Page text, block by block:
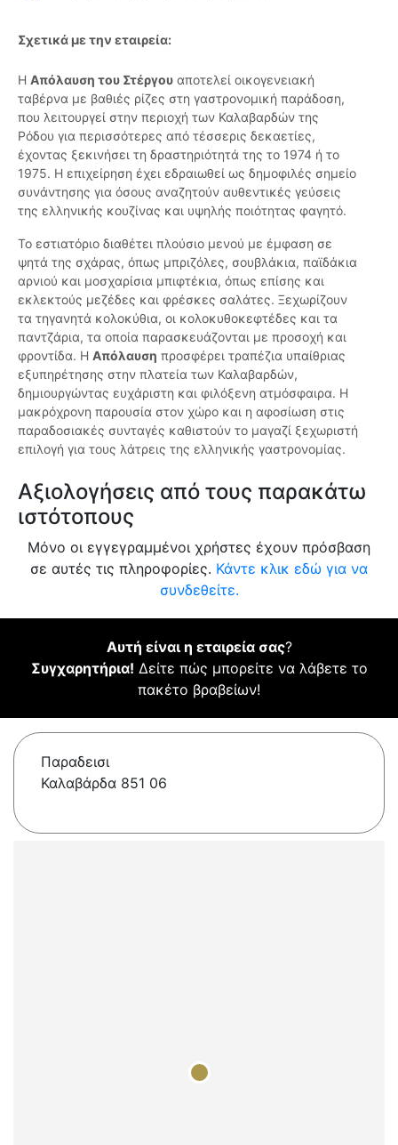
Σχετικά με την εταιρεία:
Η Απόλαυση του Στέργου αποτελεί οικογενειακή
ταβέρνα με βαθιές ρίζες στη γαστρονομική παράδοση,
που λειτουργεί στην περιοχή των Καλαβαρδών της
Ρόδου για περισσότερες από τέσσερις δεκαετίες,
έχοντας ξεκινήσει τη δραστηριότητά της το 1974 ή το
1975. Η επιχείρηση έχει εδραιωθεί ως δημοφιλές σημείο
συνάντησης για όσους αναζητούν αυθεντικές γεύσεις
της ελληνικής κουζίνας και υψηλής ποιότητας φαγητό.
Το εστιατόριο διαθέτει πλούσιο μενού με έμφαση σε
ψητά της σχάρας, όπως μπριζόλες, σουβλάκια, παϊδάκια
αρνιού και μοσχαρίσια μπιφτέκια, όπως επίσης και
εκλεκτούς μεζέδες και φρέσκες σαλάτες. Ξεχωρίζουν
τα τηγανητά κολοκύθια, οι κολοκυθοκεφτέδες και τα
παντζάρια, τα οποία παρασκευάζονται με προσοχή και
φροντίδα. Η Απόλαυση προσφέρει τραπέζια υπαίθριας
εξυπηρέτησης στην πλατεία των Καλαβαρδών,
δημιουργώντας ευχάριστη και φιλόξενη ατμόσφαιρα. Η
μακρόχρονη παρουσία στον χώρο και η αφοσίωση στις
παραδοσιακές συνταγές καθιστούν το μαγαζί ξεχωριστή
επιλογή για τους λάτρεις της ελληνικής γαστρονομίας.
Αξιολογήσεις από τους παρακάτω
ιστότοπους
Μόνο οι εγγεγραμμένοι χρήστες έχουν πρόσβαση
σε αυτές τις πληροφορίες. Κάντε κλικ εδώ για να
συνδεθείτε.
Αυτή είναι η εταιρεία σας?
Συγχαρητήρια! Δείτε πώς μπορείτε να λάβετε το
πακέτο βραβείων!
Παραδεισι
Καλαβάρδα 851 06